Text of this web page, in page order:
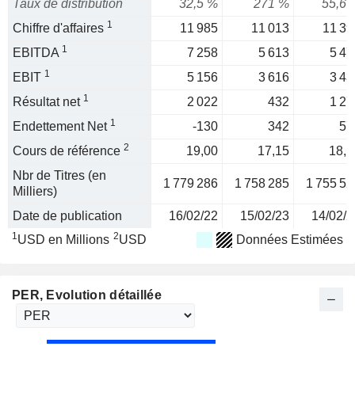
Taux de distribution
32,5 % 271 %
55,6
Chiffre d'affaires 1 11 985 11 013
11
EBITDA 1 7 258 5 613
5
EBIT 1 5 156 3 616
3
Résultat net 1 2 022 432
1
Endettement Net 1 -130 342
Cours de référence 2 19,00 17,15
Nbr de Titres (en
Milliers)
1 779 286 1 758 285 1 755
Date de publication 16/02/22 15/02/23 14/02/
1USD en Millions 2USD Données Estimées
PER, Evolution détaillée